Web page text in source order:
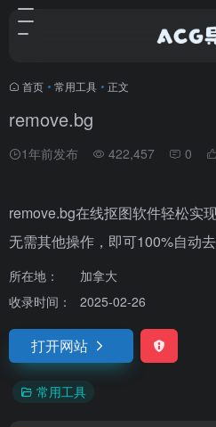
首页 • 常用工具 • 正文
remove.bg
1年前发布 422,457 0
remove.bg在线抠图软件轻松实
无需其他操作，即可100%自动去
所在地：
加拿大
收录时间：
2025-02-26
打开网站
常用工具